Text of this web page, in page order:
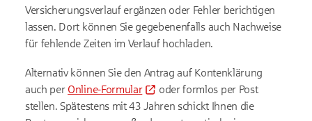
Versicherungsverlauf ergänzen oder Fehler berichtigen
lassen. Dort können Sie gegebenenfalls auch Nachweise
für fehlende Zeiten im Verlauf hochladen.
Alternativ können Sie den Antrag auf Kontenklärung
auch per Online-Formular
oder formlos per Post
stellen. Spätestens mit 43 Jahren schickt Ihnen die